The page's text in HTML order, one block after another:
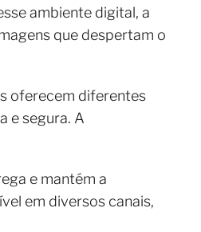
ambiente digital, a
que despertam o
oferecem diferentes
e segura. A
e mantém a
em diversos canais,